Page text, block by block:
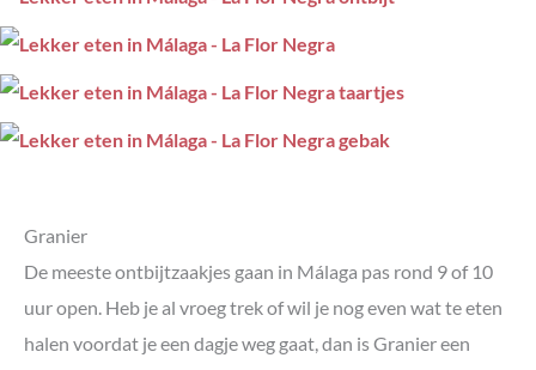
Granier
De meeste ontbijtzaakjes gaan in Málaga pas rond 9 of 10
uur open. Heb je al vroeg trek of wil je nog even wat te eten
halen voordat je een dagje weg gaat, dan is Granier een